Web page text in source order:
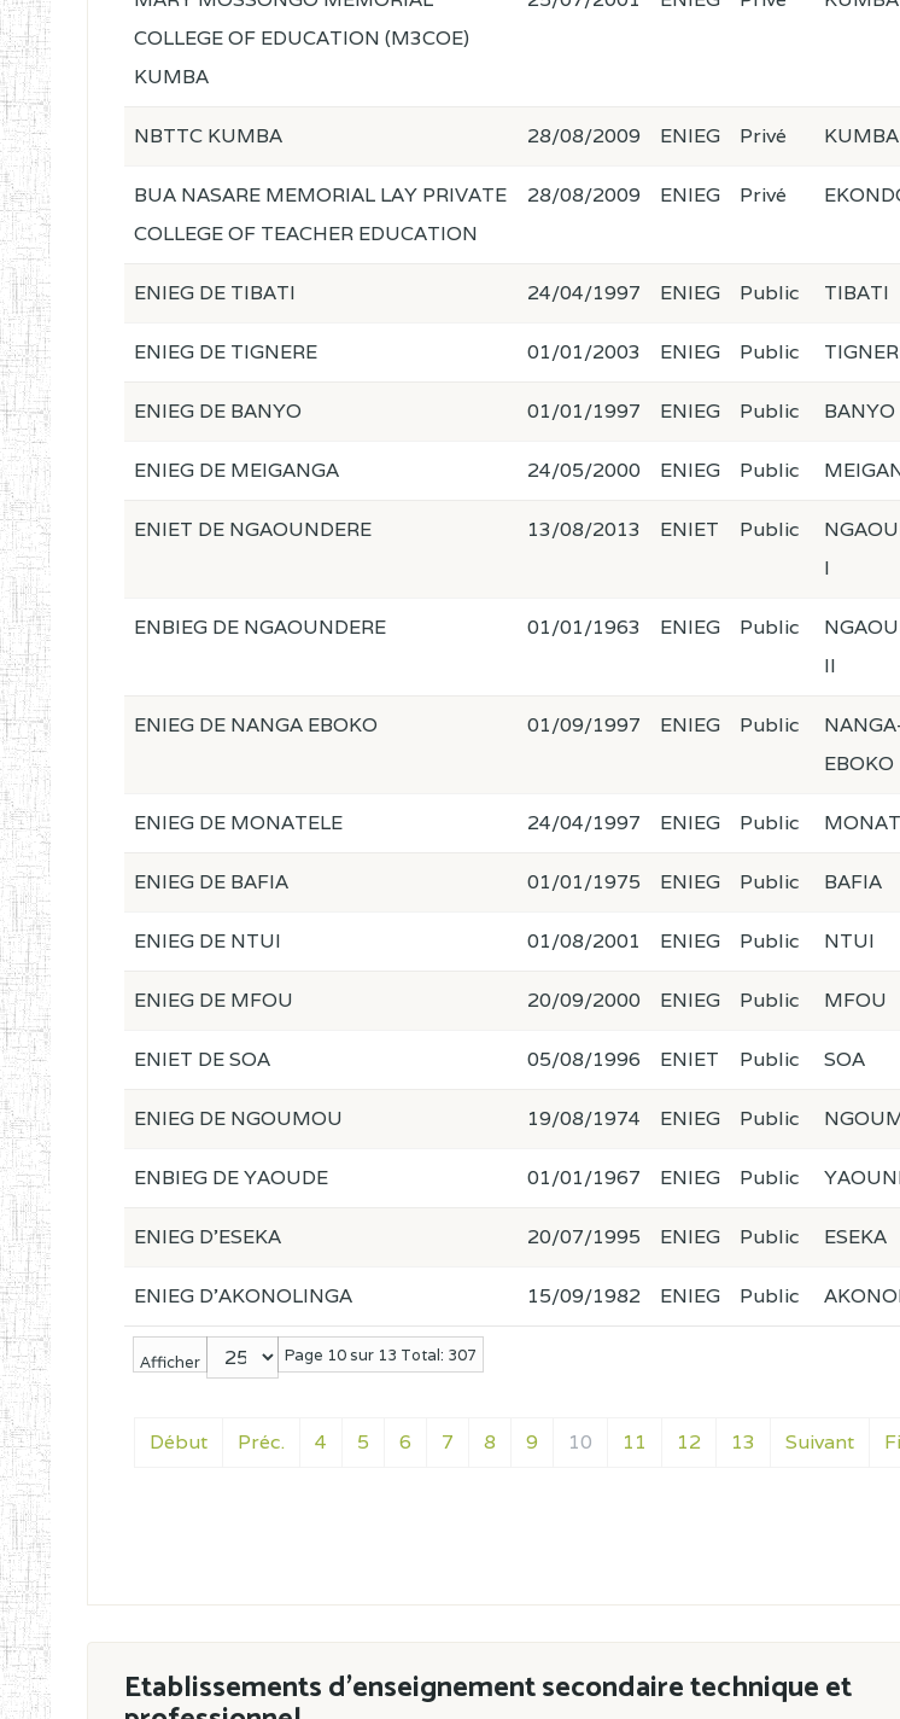
Afficher Page 10 sur 13 Total: 307
Début Préc. 4 5 6 7 8 9 10 11 12 13 Suivant
COLLEGE OF EDUCATION (M3COE)
KUMBA
NBTTC KUMBA 28/08/2009 ENIEG Privé
BUA NASARE MEMORIAL LAY PRIVATE
COLLEGE OF TEACHER EDUCATION
28/08/2009 ENIEG Privé
ENIEG DE TIBATI 24/04/1997 ENIEG Public TIBATI
ENIEG DE TIGNERE 01/01/2003 ENIEG Public
ENIEG DE BANYO 01/01/1997 ENIEG Public BANYO
ENIEG DE MEIGANGA 24/05/2000 ENIEG Public
ENIET DE NGAOUNDERE 13/08/2013 ENIET Public
I
ENBIEG DE NGAOUNDERE 01/01/1963 ENIEG Public
II
ENIEG DE NANGA EBOKO 01/09/1997 ENIEG Public
EBOKO
ENIEG DE MONATELE 24/04/1997 ENIEG Public
ENIEG DE BAFIA 01/01/1975 ENIEG Public BAFIA
ENIEG DE NTUI 01/08/2001 ENIEG Public NTUI
ENIEG DE MFOU 20/09/2000 ENIEG Public MFOU
ENIET DE SOA 05/08/1996 ENIET Public SOA
ENIEG DE NGOUMOU 19/08/1974 ENIEG Public
ENBIEG DE YAOUDE 01/01/1967 ENIEG Public
ENIEG D'ESEKA 20/07/1995 ENIEG Public ESEKA
ENIEG D'AKONOLINGA 15/09/1982 ENIEG Public
Etablissements d'enseignement secondaire technique et